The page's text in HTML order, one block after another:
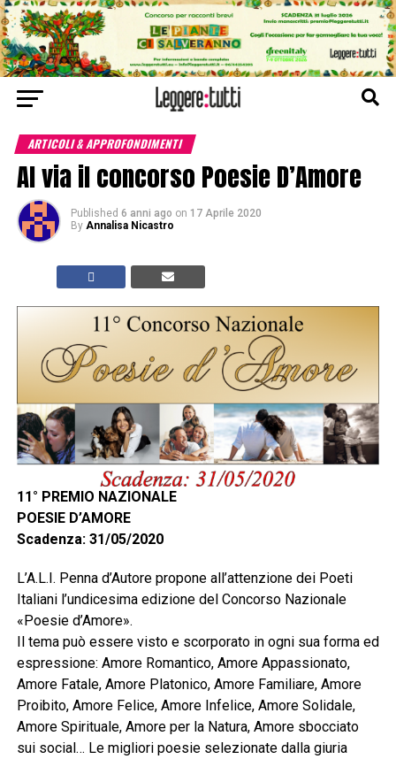
ARTICOLI & APPROFONDIMENTI
Al via il concorso Poesie D’Amore
Published 6 anni ago on 17 Aprile 2020
By Annalisa Nicastro
11° PREMIO NAZIONALE
POESIE D’AMORE
Scadenza: 31/05/2020
L’A.L.I. Penna d’Autore propone all’attenzione dei Poeti
Italiani l’undicesima edizione del Concorso Nazionale
«Poesie d’Amore».
Il tema può essere visto e scorporato in ogni sua forma ed
espressione: Amore Romantico, Amore Appassionato,
Amore Fatale, Amore Platonico, Amore Familiare, Amore
Proibito, Amore Felice, Amore Infelice, Amore Solidale,
Amore Spirituale, Amore per la Natura, Amore sbocciato
sui social… Le migliori poesie selezionate dalla giuria